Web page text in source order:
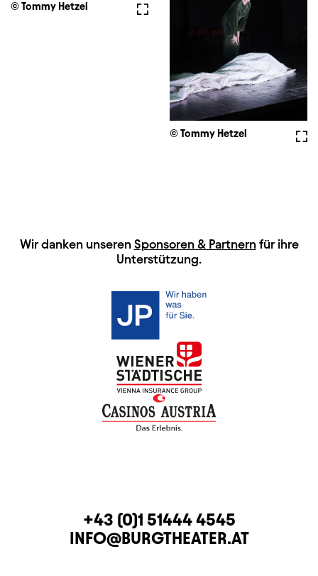
Vollbild
© Tommy Hetzel
© Tommy Hetzel
HAUPTSPONSOREN
Wir danken unseren Sponsoren & Partnernfür ihre
Unterstützung.
KONTAKTTELEFON
+43 (0)1 51444 4545
E-MAIL
INFO@BURGTHEATER.AT